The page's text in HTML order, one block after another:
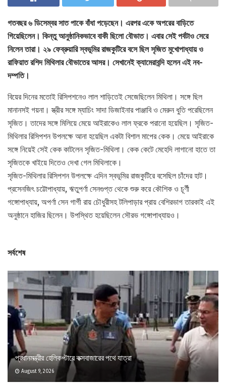
গতবছর ৬ ডিসেম্বর সাত পাকে বাঁধা পড়েছেন। এরপর একে অপরের বাড়িতে
গিয়েছিলেন। কিন্তু আনুষ্ঠানিকভাবে বাকী ছিলো বৌভাত। এবার সেই পর্বটাও সেরে
নিলেন তারা। ২৯ ফেব্রুয়ারি স্বভূমির রাজকুটিরে বসে ছিল সৃজিত মুখোপাধ্যায় ও
রাফিয়াত রশিদ মিথিলার বৌভাতের আসর। সেখানেই ক্যামেরাবন্দি হলেন এই নব-
দম্পতি।
বিয়ের দিনের মতোই রিসিপশনেও লাল শাড়িতেই সেজেছিলেন মিথিলা। সঙ্গে ছিল
মানানসই গয়না। স্ত্রীর সঙ্গে ম্যাচিং সাদা ডিজাইনার পাঞ্জাবি ও মেরুন ধুতি পরেছিলেন
সৃজিত। তাদের সঙ্গে মিলিয়ে মেয়ে আইরাকেও লাল ফ্রকে পরানো হয়েছিল। সৃজিত-
মিথিলার রিসিপশন উপলক্ষে আনা হয়েছিল একটা বিশাল মাপের কেক। মেয়ে আইরাকে
সঙ্গে নিয়েই সেই কেক কাটলেন সৃজিত-মিথিলা। কেক কেটে মেহেদি লাগানো হাতে তা
সৃজিতকে খাইয়ে দিতেও দেখা গেল মিথিলাকে।
সৃজিত-মিথিলার রিসিপশন উপলক্ষে এদিন স্বভূমির রাজকুটিরে বসেছিল চাঁদের হাট।
প্রসেনজিৎ চট্টোপাধ্যায়, ঋতুপর্ণা সেনগুপ্ত থেকে শুরু করে কৌশিক ও চূর্ণী
গঙ্গোপাধ্যায়, অপর্ণা সেন গার্গী রায় চৌধুরীসহ টলিপাড়ার প্রায় বেশিরভাগ তারকাই এই
অনুষ্ঠানে হাজির ছিলেন। উপস্থিত হয়েছিলেন সৌরভ গঙ্গোপাধ্যায়ও।
সর্বশেষ
প্রধানমন্ত্রীর হেলিকপ্টারে কক্সবাজারের পথে যাত্রা
August 9, 2026